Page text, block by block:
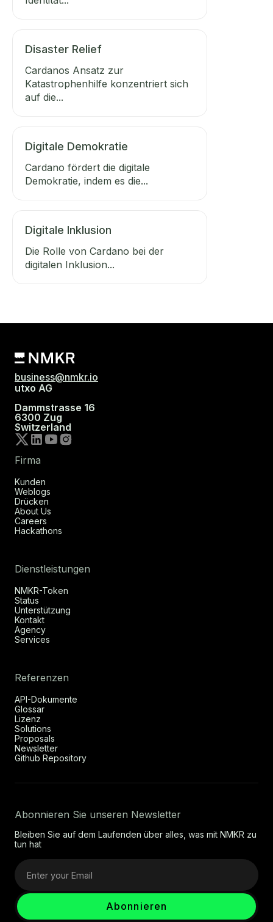
Disaster Relief
Cardanos Ansatz zur
Katastrophenhilfe konzentriert sich
auf die...
Digitale Demokratie
Cardano fördert die digitale
Demokratie, indem es die...
Digitale Inklusion
Die Rolle von Cardano bei der
digitalen Inklusion...
business@nmkr.io
utxo AG
Dammstrasse 16
6300 Zug
Switzerland
Firma
Kunden
Weblogs
Drücken
About Us
Careers
Hackathons
Dienstleistungen
NMKR-Token
Status
Unterstützung
Kontakt
Agency
Services
Referenzen
API-Dokumente
Glossar
Lizenz
Solutions
Proposals
Newsletter
Github Repository
Abonnieren Sie unseren Newsletter
Bleiben Sie auf dem Laufenden über alles, was mit NMKR zu
tun hat